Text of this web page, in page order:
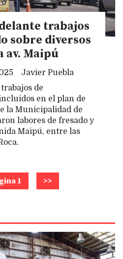
trabajos
sobre diversos
av. Maipú
Javier Puebla
de
en el plan de
la Municipalidad de
labores de fresado y
Maipú, entre las
1 >>